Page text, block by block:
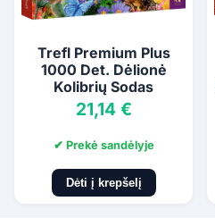
Trefl Premium Plus
1000 Det. Dėlionė
Kolibrių Sodas
21,14 €
✔ Prekė sandėlyje
Dėti į krepšelį